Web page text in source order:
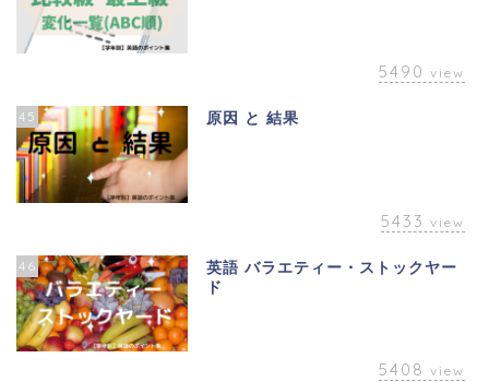
5490 view
45 原因 と 結果
5433 view
46
英語 バラエティー・ストックヤー
ド
5408 view